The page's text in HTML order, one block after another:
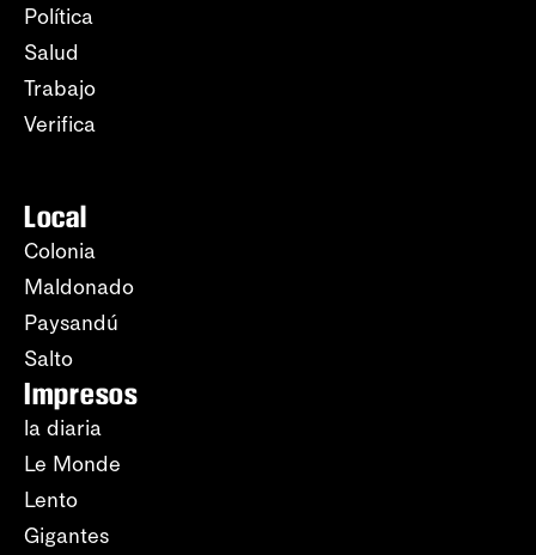
Política
Salud
Trabajo
Verifica
Local
Colonia
Maldonado
Paysandú
Salto
Impresos
la diaria
Le Monde
Lento
Gigantes